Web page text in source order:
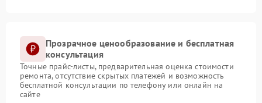
Прозрачное ценообразование и бесплатная
консультация
Точные прайс-листы, предварительная оценка стоимости
ремонта, отсутствие скрытых платежей и возможность
бесплатной консультации по телефону или онлайн на
сайте